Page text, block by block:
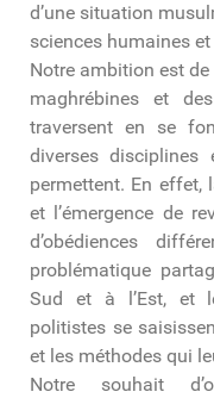
d’une situation
sciences humaines
Notre ambition est
maghrébines et
traversent en se
diverses disciplines
permettent. En effet,
et l’émergence de
d’obédiences
problématique
Sud et à l’Est, et
politistes se
et les méthodes qui
Notre souhait